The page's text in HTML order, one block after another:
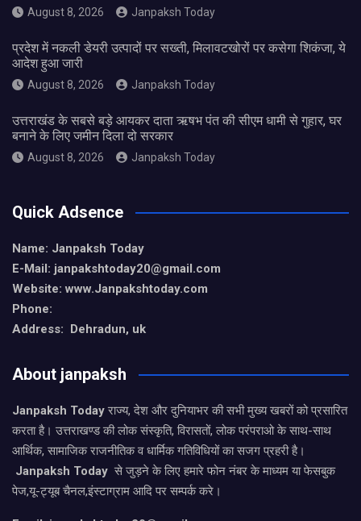
August 8, 2026 Janpaksh Today
प्रदेश में नकली डेयरी उत्पादों पर सख्ती, मिलावटखोरों पर कसेगा शिकंजा, ये
आदेश हुआ जारी
August 8, 2026 Janpaksh Today
उत्तराखंड के सबसे बड़े आयकर दाता ऋषभ पंत की सीएम धामी से गुहार, घर
बनाने के लिए जमीन दिला दो सरकार
August 8, 2026 Janpaksh Today
Quick Adsence
Name: Janpaksh Today
E-Mail: janpakshtoday20@gmail.com
Website: www.Janpakshtoday.com
Phone:
Address: Dehradun, uk
About janpaksh
Janpaksh Todayराज्य, देश और दुनियाभर की सभी मुख्य खबरों को प्रसारित
करता है। उत्तराखण्ड की लोक संस्कृति, विरासतों, लोक परंपराओ के साथ-साथ
आर्थिक, सामाजिक राजनीतिक व धार्मिक गतिविधियों का सजग प्रहरी है।
Janpaksh Today से जुड़ने के लिए हमारे फोन नंबर के माध्यम या फेसबुक
पेज,यू-ट्यूब चैनल,इंस्टाग्राम आदि पर सम्पर्क करे।